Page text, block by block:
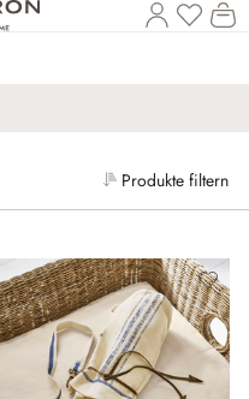
Produkte filtern